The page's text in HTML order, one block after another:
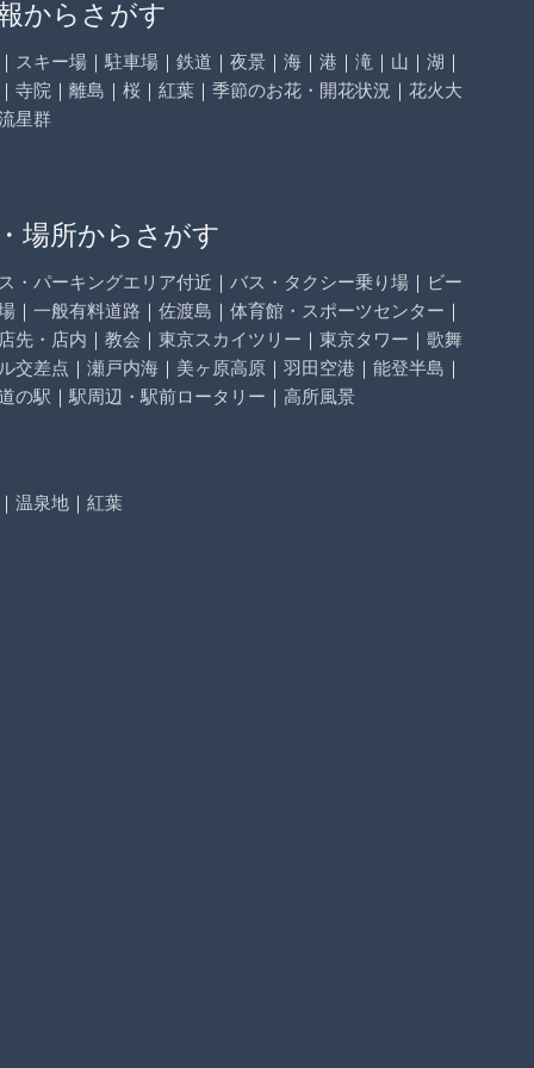
からさがす
｜ スキー場 ｜ 駐車場 ｜ 鉄道 ｜ 夜景 ｜ 海 ｜ 港 ｜ 滝 ｜ 山 ｜ 湖 ｜
｜ 寺院 ｜ 離島 ｜ 桜 ｜ 紅葉 ｜ 季節のお花・開花状況 ｜ 花火大
星群
場所からさがす
・パーキングエリア付近 ｜ バス・タクシー乗り場 ｜ ビー
｜ 一般有料道路 ｜ 佐渡島 ｜ 体育館・スポーツセンター ｜
店先・店内 ｜ 教会 ｜ 東京スカイツリー ｜ 東京タワー ｜ 歌舞
交差点 ｜ 瀬戸内海 ｜ 美ヶ原高原 ｜ 羽田空港 ｜ 能登半島 ｜
の駅 ｜ 駅周辺・駅前ロータリー ｜ 高所風景
｜ 温泉地 ｜ 紅葉